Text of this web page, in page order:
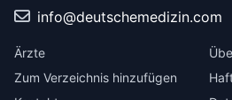
info@deutschemedizin.com
Ärzte
Zum Verzeichnis hinzufügen